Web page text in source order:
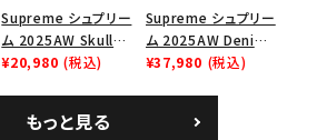
Supreme シュプリー
ム 2025AW Skull
Tee スカル Tシャ
¥20,980 (税込)
Supreme シュプリー
ム 2025AW Denim
Shoulder Bag デニ
¥37,980 (税込)
もっと見る